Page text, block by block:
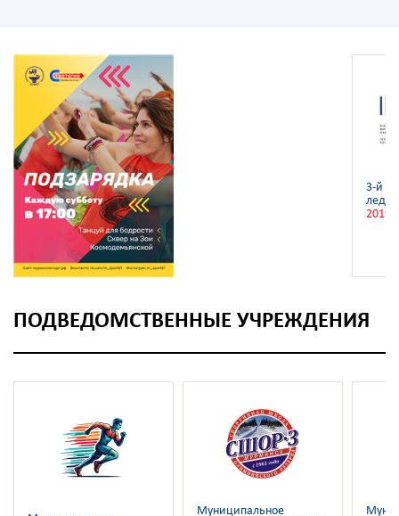
3-й
2019
ПОДВЕДОМСТВЕННЫЕ УЧРЕЖДЕНИЯ
Муниципальное